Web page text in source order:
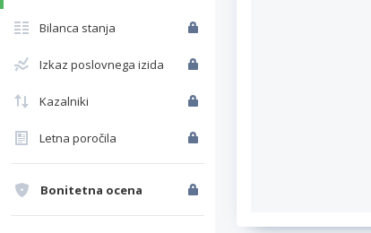
Bilanca stanja
Izkaz poslovnega izida
Kazalniki
Letna poročila
Bonitetna ocena